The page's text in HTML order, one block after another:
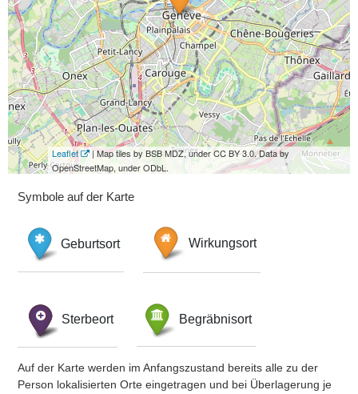
Leaflet
| Map tiles by BSB MDZ, under CC BY 3.0. Data by
OpenStreetMap, under ODbL.
Symbole auf der Karte
Geburtsort Wirkungsort
Sterbeort Begräbnisort
Auf der Karte werden im Anfangszustand bereits alle zu der
Person lokalisierten Orte eingetragen und bei Überlagerung je